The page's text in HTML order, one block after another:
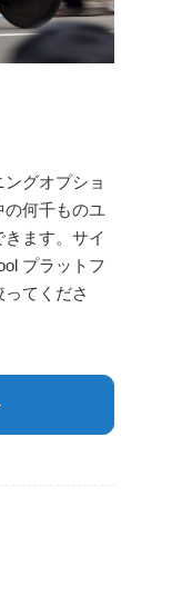
グオプショ
の何千ものユ
ます。サイ
プラットフ
てくださ